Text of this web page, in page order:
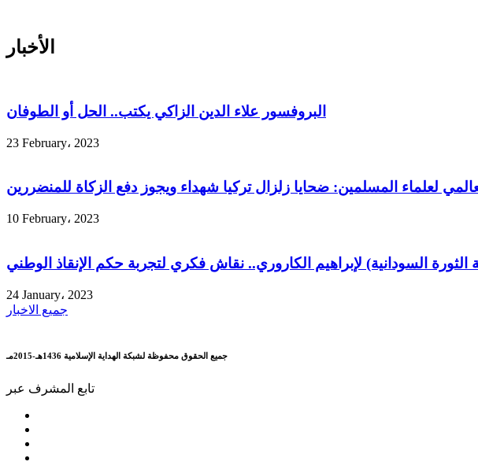
الأخبار
البروفسور علاء الدين الزاكي يكتب.. الحل أو الطوفان
23 February، 2023
لعلماء المسلمين: ضحايا زلزال تركيا شهداء ويجوز دفع الزكاة للمنضررين
10 February، 2023
السودانية) لإبراهيم الكاروري.. نقاش فكري لتجربة حكم الإنقاذ الوطني
24 January، 2023
جميع الاخبار
جميع الحقوق محفوظة لشبكة الهداية الإسلامية 1436هـ-2015مـ
تابع المشرف عبر